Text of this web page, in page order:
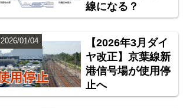
線になる？
【2026年3月ダイ
ヤ改正】京葉線新
港信号場が使用停
止へ
2026/01/04